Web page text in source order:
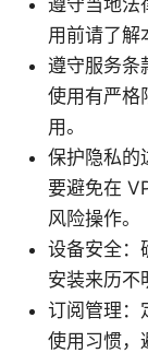
用前请了解
遵守服务条
使用有严格
用。
保护隐私的
要避免在
风险操作。
设备安全：
安装来历不
订阅管理：
使用习惯，